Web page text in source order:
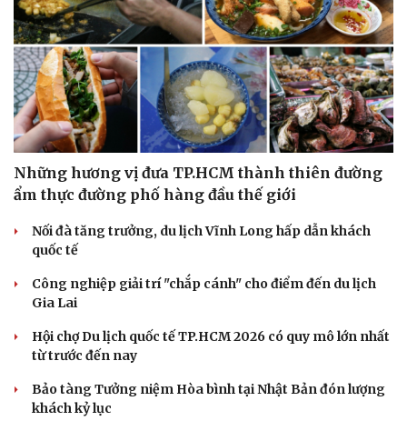
Du lịch
Tư vấn
Săn Tour
check-in
Podcast
Câu chuyện thời sự
Đọc truyện đêm khuya
Cửa sổ tình yêu
Kể chuyện cho bé
Những hương vị đưa TP.HCM thành thiên đường
ẩm thực đường phố hàng đầu thế giới
Nối đà tăng trưởng, du lịch Vĩnh Long hấp dẫn khách
quốc tế
Công nghiệp giải trí "chắp cánh" cho điểm đến du lịch
Gia Lai
Hội chợ Du lịch quốc tế TP.HCM 2026 có quy mô lớn nhất
từ trước đến nay
Bảo tàng Tưởng niệm Hòa bình tại Nhật Bản đón lượng
khách kỷ lục